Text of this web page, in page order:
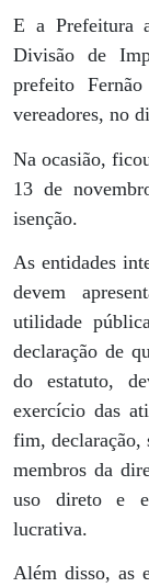
E a Prefeitura
Divisão de
prefeito
vereadores, no
Na ocasião,
13 de
isenção.
As entidades
devem
utilidade
declaração de
do estatuto,
exercício das
fim, declaração,
membros da
uso direto e
lucrativa.
Além disso, as